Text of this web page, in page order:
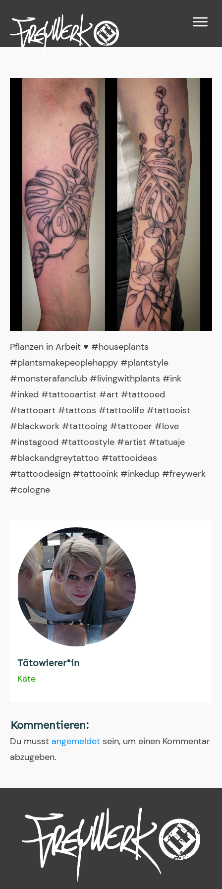
Pflanzen in Arbeit ♥️ #houseplants
#plantsmakepeoplehappy #plantstyle
#monsterafanclub #livingwithplants #ink
#inked #tattooartist #art #tattooed
#tattooart #tattoos #tattoolife #tattooist
#blackwork #tattooing #tattooer #love
#instagood #tattoostyle #artist #tatuaje
#blackandgreytattoo #tattooideas
#tattoodesign #tattooink #inkedup #freywerk
#cologne
Tätowierer*in
Käte
Kommentieren:
Du musst angemeldet sein, um einen Kommentar
abzugeben.